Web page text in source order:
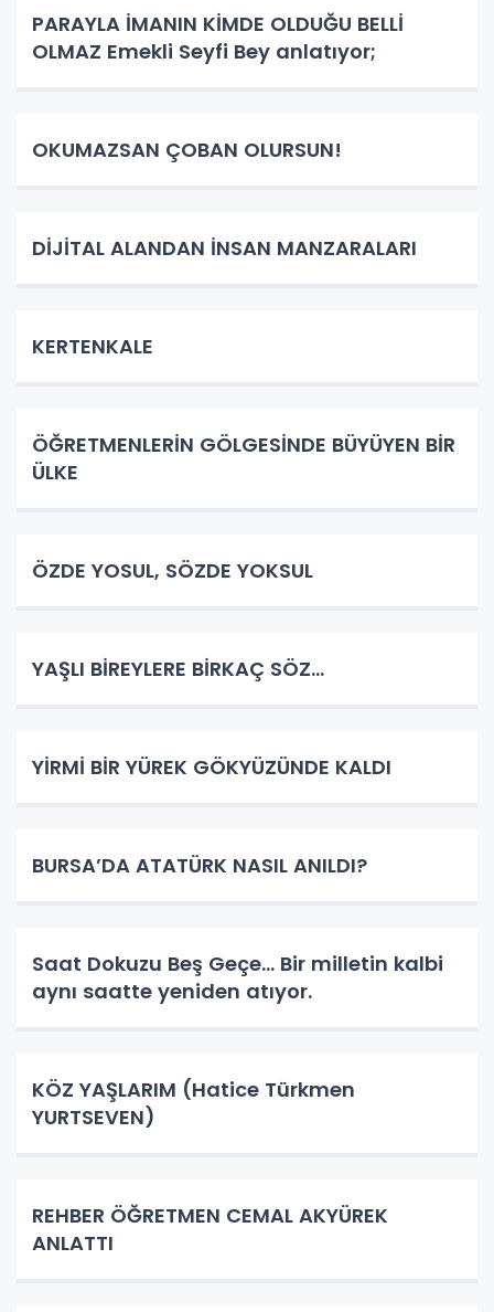
PARAYLA İMANIN KİMDE OLDUĞU BELLİ
OLMAZ Emekli Seyfi Bey anlatıyor;
OKUMAZSAN ÇOBAN OLURSUN!
DİJİTAL ALANDAN İNSAN MANZARALARI
KERTENKALE
ÖĞRETMENLERİN GÖLGESİNDE BÜYÜYEN BİR
ÜLKE
ÖZDE YOSUL, SÖZDE YOKSUL
YAŞLI BİREYLERE BİRKAÇ SÖZ…
YİRMİ BİR YÜREK GÖKYÜZÜNDE KALDI
BURSA’DA ATATÜRK NASIL ANILDI?
Saat Dokuzu Beş Geçe… Bir milletin kalbi
aynı saatte yeniden atıyor.
KÖZ YAŞLARIM (Hatice Türkmen
YURTSEVEN)
REHBER ÖĞRETMEN CEMAL AKYÜREK
ANLATTI